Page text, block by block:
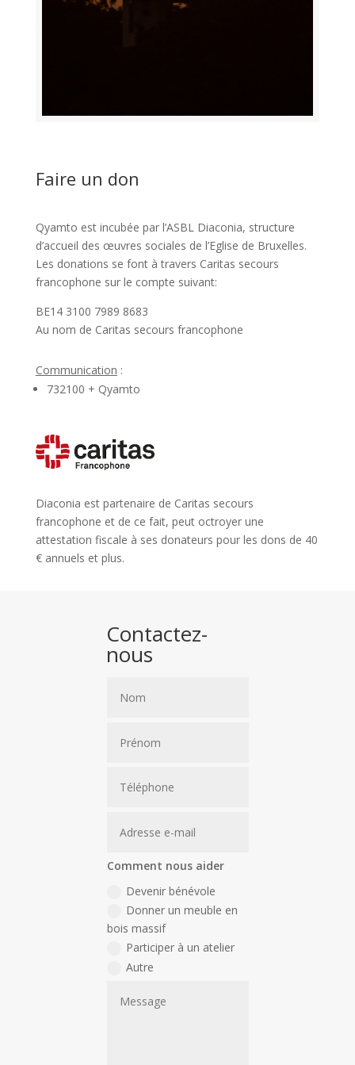
Faire un don
Qyamto est incubée par l’ASBL Diaconia, structure
d’accueil des œuvres sociales de l’Eglise de Bruxelles.
Les donations se font à travers Caritas secours
francophone sur le compte suivant:
BE14 3100 7989 8683
Au nom de Caritas secours francophone
Communication :
732100 + Qyamto
Diaconia est partenaire de Caritas secours
francophone et de ce fait, peut octroyer une
attestation fiscale à ses donateurs pour les dons de 40
€ annuels et plus.
Contactez-
nous
Comment nous aider
Devenir bénévole
Donner un meuble en
bois massif
Participer à un atelier
Autre